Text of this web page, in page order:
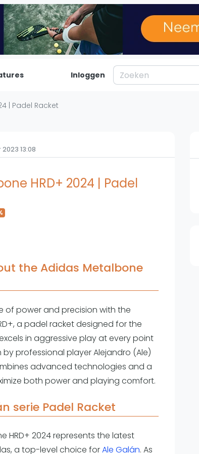
Adverteren
Inloggen
| Padel Racket
13:08
HRD+ 2024 | Padel
the Adidas Metalbone
of power and precision with the
a padel racket designed for the
in aggressive play at every point
professional player Alejandro (Ale)
advanced technologies and a
both power and playing comfort.
serie Padel Racket
HRD+ 2024 represents the latest
a top-level choice forAle Galán. As